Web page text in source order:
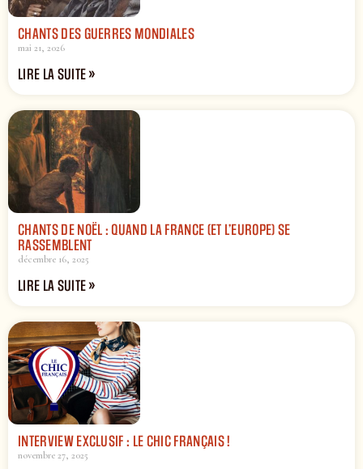
CHANTS DES GUERRES MONDIALES
mai 21, 2026
LIRE LA SUITE »
CHANTS DE NOËL : QUAND LA FRANCE (ET L’EUROPE) SE
RASSEMBLENT
décembre 16, 2025
LIRE LA SUITE »
INTERVIEW EXCLUSIF : LE CHIC FRANÇAIS !
novembre 27, 2025